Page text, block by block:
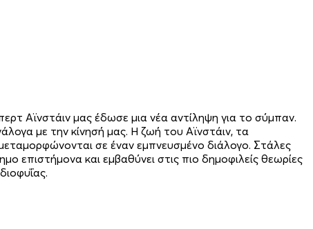
Αϊνστάιν μας έδωσε μια νέα αντίληψη για το σύμπαν.
με την κίνησή μας. Η ζωή του Αϊνστάιν, τα
σε έναν εμπνευσμένο διάλογο. Στάλες
επιστήμονα και εμβαθύνει στις πιο δημοφιλείς θεωρίες